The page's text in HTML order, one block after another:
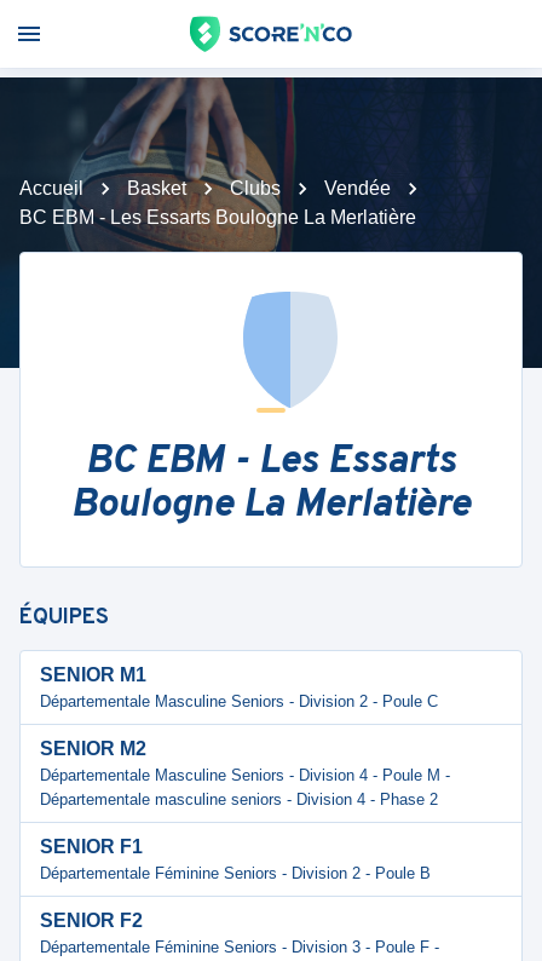
Accueil Basket Clubs
Vendée
BC EBM - Les Essarts Boulogne La Merlatière
BC EBM - Les Essarts
Boulogne La Merlatière
ÉQUIPES
SENIOR M1
Départementale Masculine Seniors - Division 2 - Poule C
SENIOR M2
Départementale Masculine Seniors - Division 4 - Poule M -
Départementale masculine seniors - Division 4 - Phase 2
SENIOR F1
Départementale Féminine Seniors - Division 2 - Poule B
SENIOR F2
Départementale Féminine Seniors - Division 3 - Poule F -